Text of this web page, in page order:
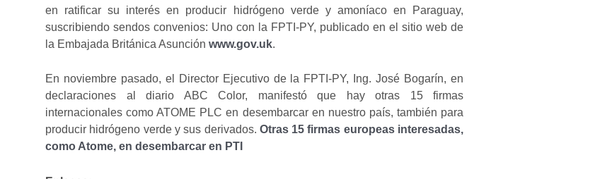
en ratificar su interés en producir hidrógeno verde y amoníaco en Paraguay,
suscribiendo sendos convenios: Uno con la FPTI-PY, publicado en el sitio web de
la Embajada Británica Asunción www.gov.uk.
En noviembre pasado, el Director Ejecutivo de la FPTI-PY, Ing. José Bogarín, en
declaraciones al diario ABC Color, manifestó que hay otras 15 firmas
internacionales como ATOME PLC en desembarcar en nuestro país, también para
producir hidrógeno verde y sus derivados. Otras 15 firmas europeas interesadas,
como Atome, en desembarcar en PTI